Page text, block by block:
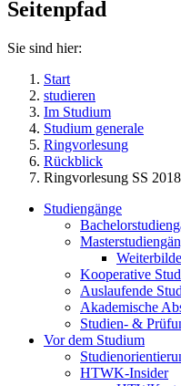
Seitenpfad
Sie sind hier:
Start
studieren
Im Studium
Studium generale
Ringvorlesung
Rückblick
Ringvorlesung SS 2018
Studiengänge
Kooperative
Auslaufende
Akademische
Studien- &
Vor dem Studium
HTWK-Insider